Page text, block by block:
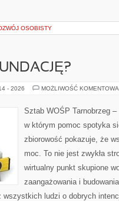
OSOBISTY
- 2026 MOŻLIWOŚĆ
Sztab WOŚP Tarnobrzeg
w którym pomoc spotyka
zbiorowość pokazuje, że
moc. To nie jest zwykła
wirtualny punkt skupione
zaangażowania i
wszystkich ludzi o dobrych